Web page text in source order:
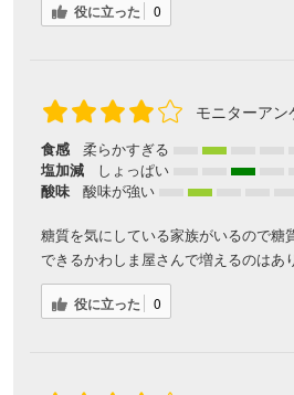
役に立った 0
モニターアン
食感 柔らかすぎる
塩加減
しょっぱい
酸味
酸味が強い
糖質を気にしている家族がいるので糖
できるかわしま屋さんで増えるのはあ
役に立った 0